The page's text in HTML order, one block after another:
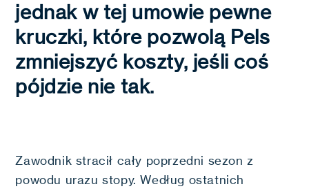
jednak w tej umowie pewne
kruczki, które pozwolą Pels
zmniejszyć koszty, jeśli coś
pójdzie nie tak.
Zawodnik stracił cały poprzedni sezon z
powodu urazu stopy. Według ostatnich